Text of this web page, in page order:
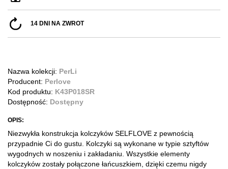
14 DNI NA ZWROT
Nazwa kolekcji: PerLi
Producent: Perlove
Kod produktu: K43P018SR
Dostępność: Dostępny
OPIS:
Niezwykła konstrukcja kolczyków SELFLOVE z pewnością
przypadnie Ci do gustu. Kolczyki są wykonane w typie sztyftów
wygodnych w noszeniu i zakładaniu. Wszystkie elementy
kolczyków zostały połączone łańcuszkiem, dzięki czemu nigdy